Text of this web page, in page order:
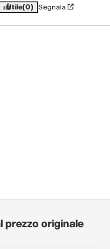
Utile(0) Segnala
prezzo originale